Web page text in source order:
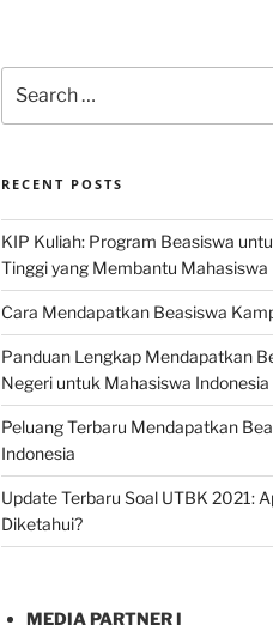
for:
RECENT POSTS
KIP Kuliah: Program Beasiswa
Tinggi yang Membantu Mahasiswa
Cara Mendapatkan Beasiswa
Panduan Lengkap Mendapatkan
Negeri untuk Mahasiswa Indonesia
Peluang Terbaru Mendapatkan
Indonesia
Update Terbaru Soal UTBK 2021:
Diketahui?
MEDIA PARTNER I